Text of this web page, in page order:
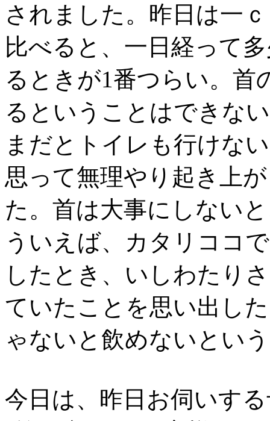
されました。昨日は一
比べると、一日経って
るときが1番つらい。首
るということはできな
まだとトイレも行けな
思って無理やり起き上
た。首は大事にしない
ういえば、カタリココ
したとき、いしわたり
ていたことを思い出し
ゃないと飲めないとい
今日は、昨日お伺いす